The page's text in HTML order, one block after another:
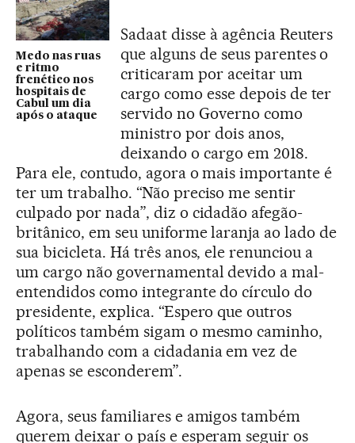
Medo nas ruas
e ritmo
frenético nos
hospitais de
Cabul um dia
após o ataque
Sadaat disse à agência Reuters
que alguns de seus parentes o
criticaram por aceitar um
cargo como esse depois de ter
servido no Governo como
ministro por dois anos,
deixando o cargo em 2018.
Para ele, contudo, agora o mais importante é
ter um trabalho. “Não preciso me sentir
culpado por nada”, diz o cidadão afegão-
britânico, em seu uniforme laranja ao lado de
sua bicicleta. Há três anos, ele renunciou a
um cargo não governamental devido a mal-
entendidos como integrante do círculo do
presidente, explica. “Espero que outros
políticos também sigam o mesmo caminho,
trabalhando com a cidadania em vez de
apenas se esconderem”.
Agora, seus familiares e amigos também
querem deixar o país e esperam seguir os